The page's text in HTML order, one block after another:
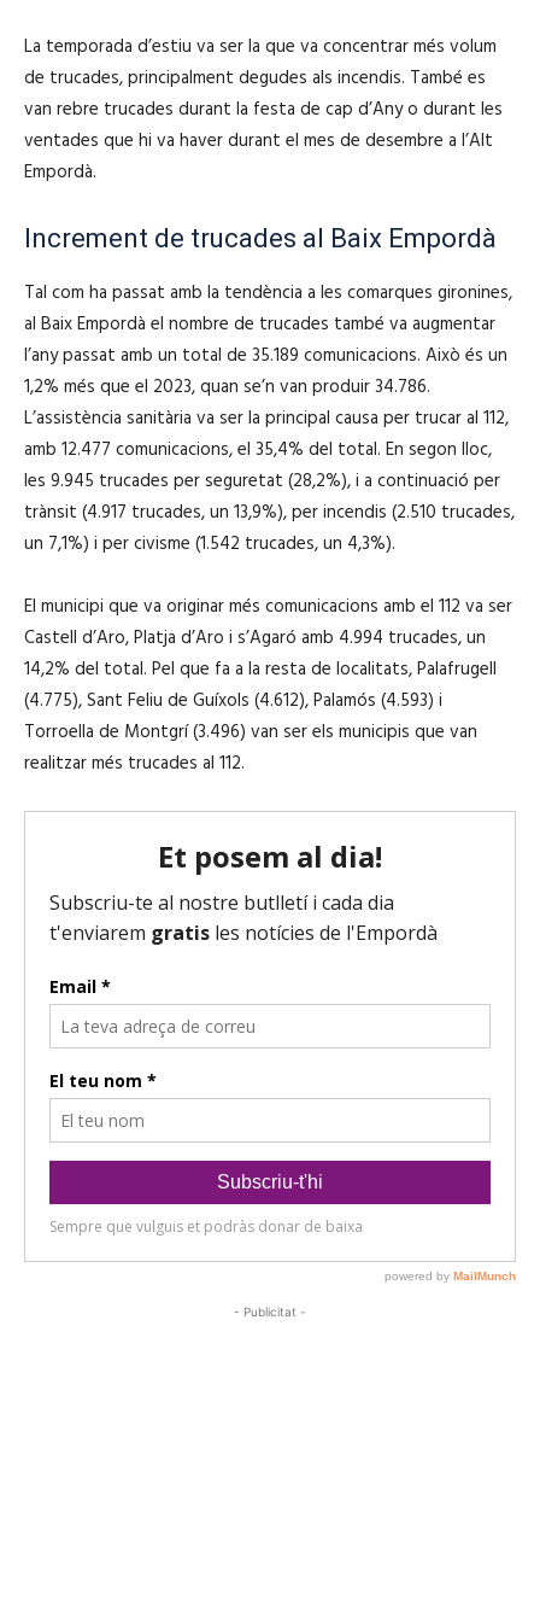
La temporada d’estiu va ser la que va concentrar més volum
de trucades, principalment degudes als incendis. També es
van rebre trucades durant la festa de cap d’Any o durant les
ventades que hi va haver durant el mes de desembre a l’Alt
Empordà.
Increment de trucades al Baix Empordà
Tal com ha passat amb la tendència a les comarques gironines,
al Baix Empordà el nombre de trucades també va augmentar
l’any passat amb un total de 35.189 comunicacions. Això és un
1,2% més que el 2023, quan se’n van produir 34.786.
L’assistència sanitària va ser la principal causa per trucar al 112,
amb 12.477 comunicacions, el 35,4% del total. En segon lloc,
les 9.945 trucades per seguretat (28,2%), i a continuació per
trànsit (4.917 trucades, un 13,9%), per incendis (2.510 trucades,
un 7,1%) i per civisme (1.542 trucades, un 4,3%).
El municipi que va originar més comunicacions amb el 112 va ser
Castell d’Aro, Platja d’Aro i s’Agaró amb 4.994 trucades, un
14,2% del total. Pel que fa a la resta de localitats, Palafrugell
(4.775), Sant Feliu de Guíxols (4.612), Palamós (4.593) i
Torroella de Montgrí (3.496) van ser els municipis que van
realitzar més trucades al 112.
- Publicitat -